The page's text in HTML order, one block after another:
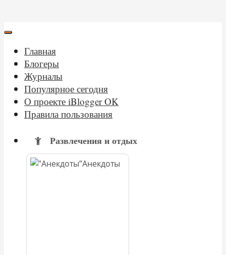
Главная
Блогеры
Журналы
Популярное сегодня
О проекте iBlogger OK
Правила пользования
Развлечения и отдых
Анекдоты